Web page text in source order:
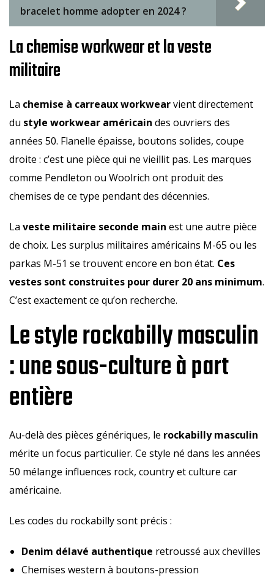
bracelet homme adopter en 2024 ?
La chemise workwear et la veste
militaire
La chemise à carreaux workwearvient directement
du style workwear américain des ouvriers des
années 50. Flanelle épaisse, boutons solides, coupe
droite : c’est une pièce qui ne vieillit pas. Les marques
comme Pendleton ou Woolrich ont produit des
chemises de ce type pendant des décennies.
La veste militaire seconde main est une autre pièce
de choix. Les surplus militaires américains M-65 ou les
parkas M-51 se trouvent encore en bon état. Ces
vestes sont construites pour durer 20 ans minimum.
C’est exactement ce qu’on recherche.
Le style rockabilly masculin
: une sous-culture à part
entière
Au-delà des pièces génériques, le rockabilly masculin
mérite un focus particulier. Ce style né dans les années
50 mélange influences rock, country et culture car
américaine.
Les codes du rockabilly sont précis :
Denim délavé authentique retroussé aux chevilles
Chemises western à boutons-pression